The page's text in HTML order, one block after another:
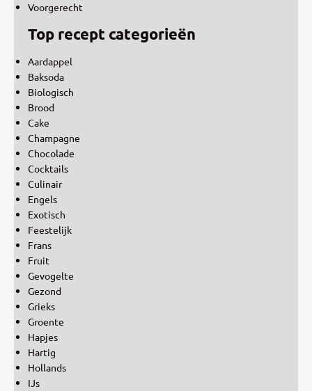
Voorgerecht
Top recept categorieën
Aardappel
Baksoda
Biologisch
Brood
Cake
Champagne
Chocolade
Cocktails
Culinair
Engels
Exotisch
Feestelijk
Frans
Fruit
Gevogelte
Gezond
Grieks
Groente
Hapjes
Hartig
Hollands
IJs